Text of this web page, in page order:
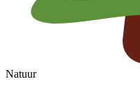
Natuur